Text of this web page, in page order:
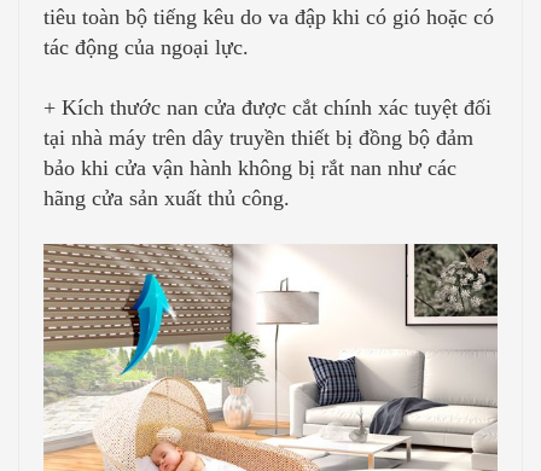
tiêu toàn bộ tiếng kêu do va đập khi có gió hoặc có
tác động của ngoại lực.
+ Kích thước nan cửa được cắt chính xác tuyệt đối
tại nhà máy trên dây truyền thiết bị đồng bộ đảm
bảo khi cửa vận hành không bị rắt nan như các
hãng cửa sản xuất thủ công.